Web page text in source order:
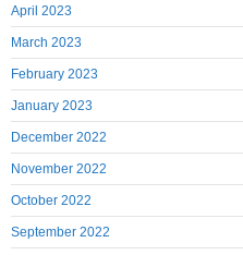
April 2023
March 2023
February 2023
January 2023
December 2022
November 2022
October 2022
September 2022